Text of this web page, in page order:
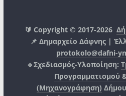
🔰 Copyright © 2017-2026
📌 Δημαρχείο Δάφνης |
protokolo@dafni-
🔹Σχεδιασμός-Υλοποίηση:
Προγραμματισμού
(Μηχανογράφηση)